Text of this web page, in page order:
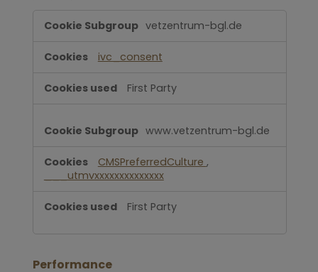
vetzentrum-bgl.de
ivc_consent
First Party
www.vetzentrum-bgl.de
CMSPreferredCulture ,
___utmvxxxxxxxxxxxxxx
First Party
Performance